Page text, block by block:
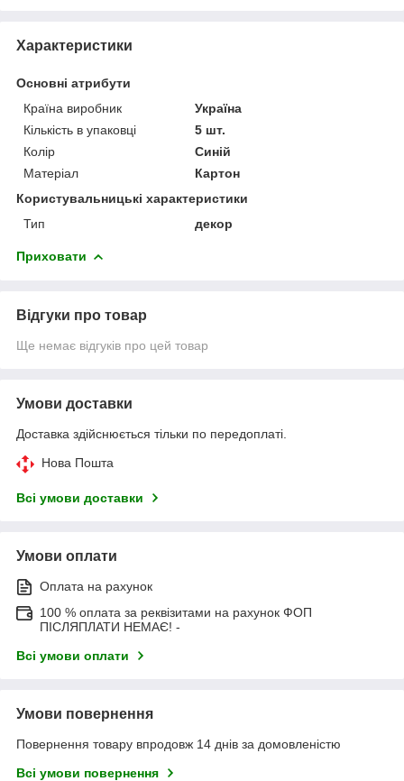
Характеристики
Основні атрибути
Країна виробник
Україна
Кількість в упаковці
5 шт.
Колір
Синій
Матеріал
Картон
Користувальницькі характеристики
Тип
декор
Приховати
Відгуки про товар
Ще немає відгуків про цей товар
Умови доставки
Доставка здійснюється тільки по передоплаті.
Нова Пошта
Всі умови доставки
Умови оплати
Оплата на рахунок
100 % оплата за реквізитами на рахунок ФОП
ПІСЛЯПЛАТИ НЕМАЄ! -
Всі умови оплати
Умови повернення
Повернення товару впродовж 14 днів за домовленістю
Всі умови повернення